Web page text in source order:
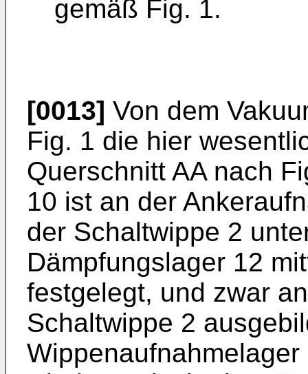
gemäß Fig. 1.
[0013] Von dem
Fig. 1 die hier
Querschnitt AA nach
10 ist an der
der Schaltwippe 2
Dämpfungslager 12
festgelegt, und zwar
Schaltwippe 2